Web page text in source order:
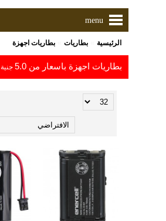
menu
الرئيسية بطاريات بطاريات اجهزة
بطاريات اجهزة باسعار من 5.0 جنية